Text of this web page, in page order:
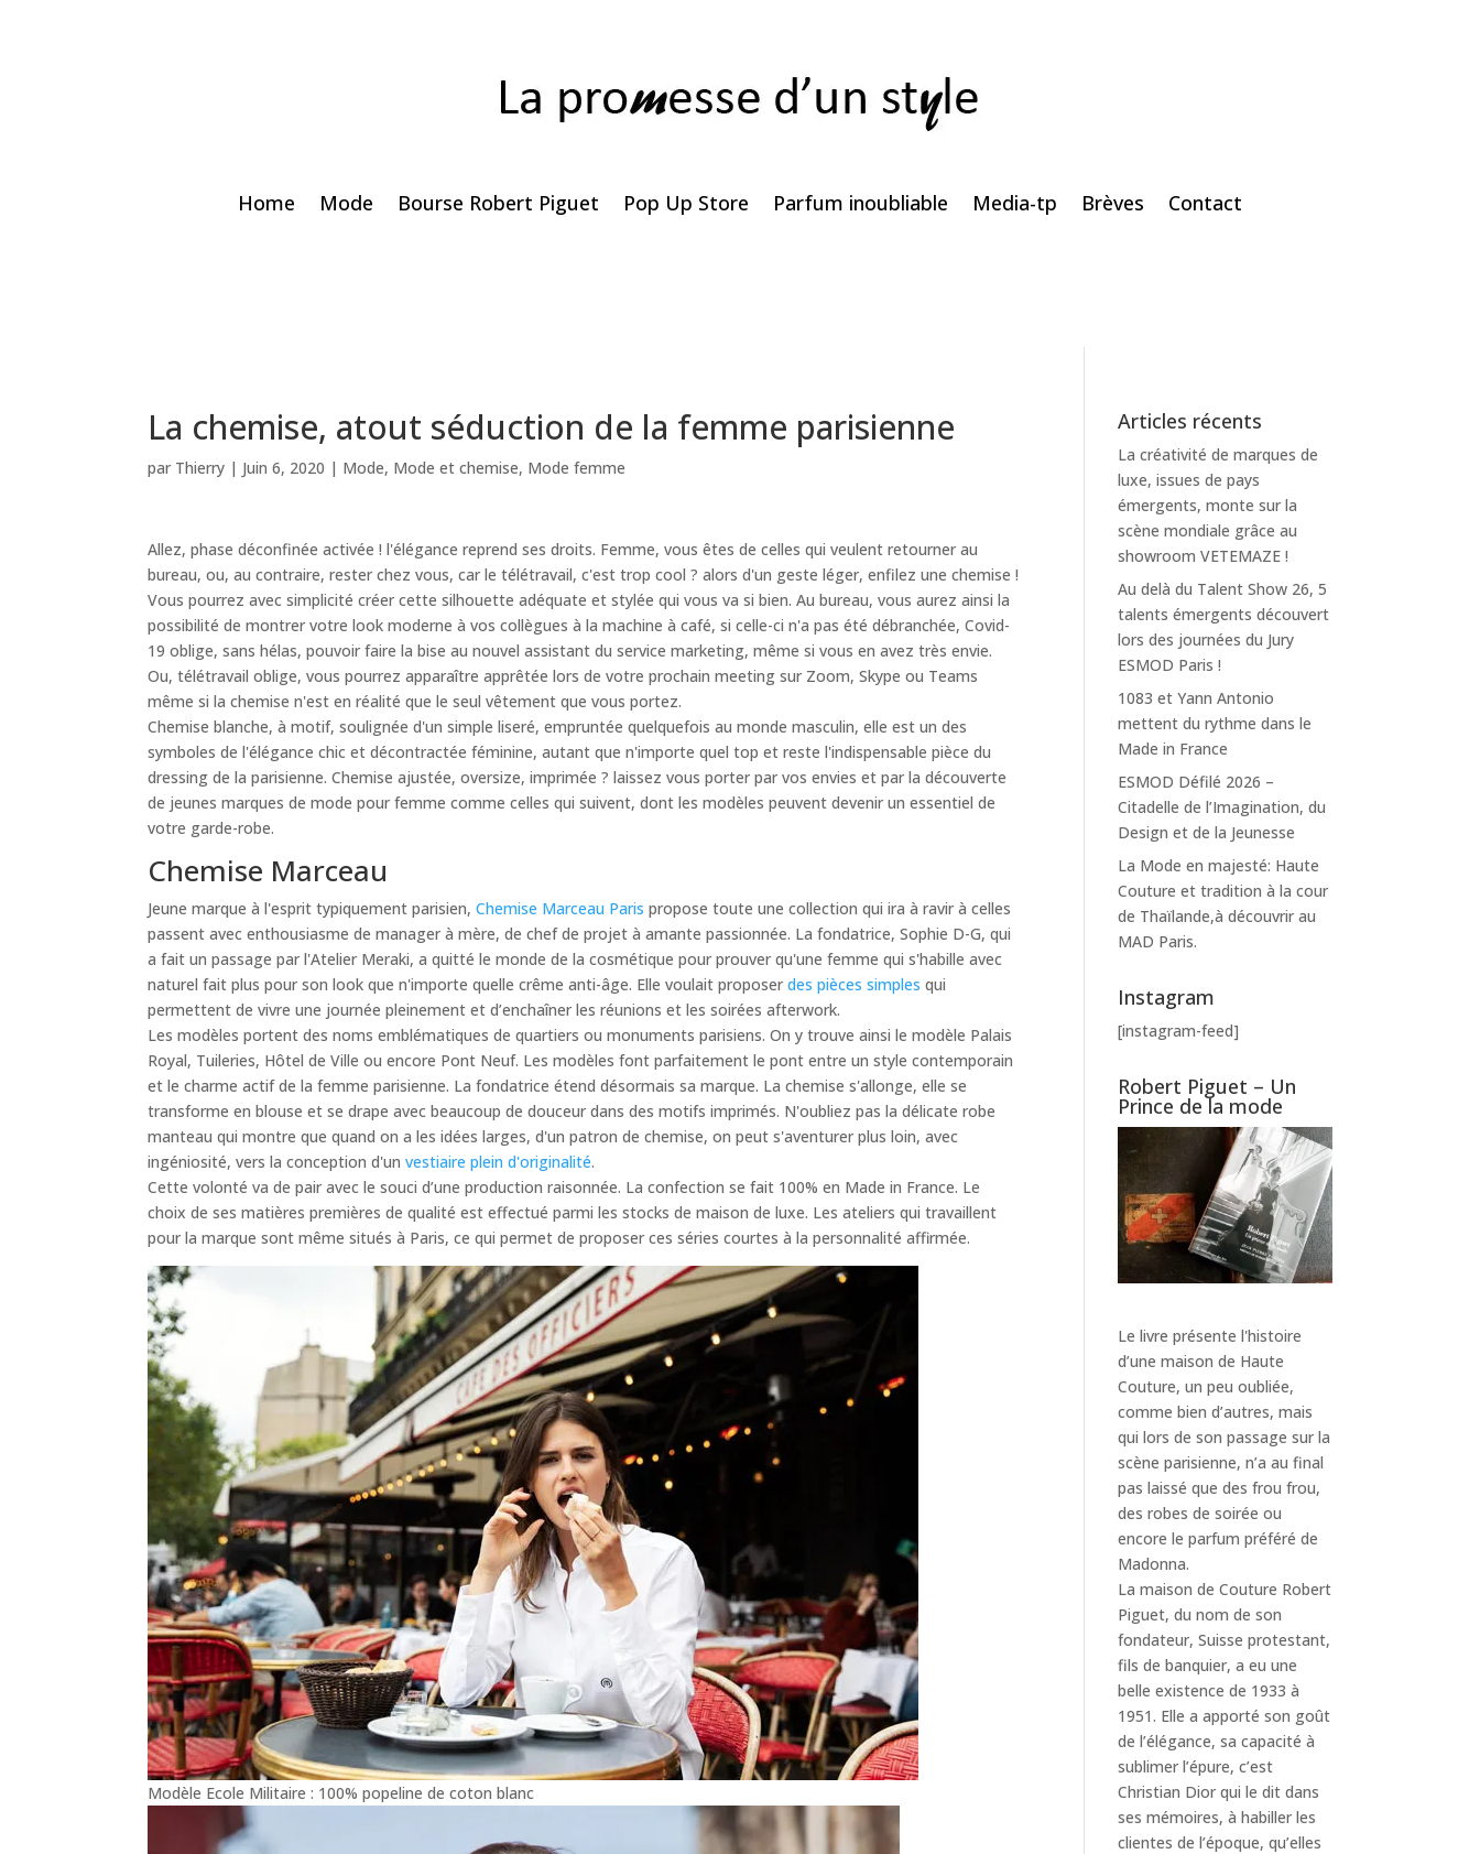
Home Mode Bourse Robert Piguet Pop Up Store Parfum inoubliable Media-tp Brèves Contact
La chemise, atout séduction de la femme parisienne
par Thierry | Juin 6, 2020 | Mode, Mode et chemise, Mode femme
Allez, phase déconfinée activée ! l'élégance reprend ses droits. Femme, vous êtes de celles qui veulent retourner au
bureau, ou, au contraire, rester chez vous, car le télétravail, c'est trop cool ? alors d'un geste léger, enfilez une chemise !
Vous pourrez avec simplicité créer cette silhouette adéquate et stylée qui vous va si bien. Au bureau, vous aurez ainsi la
possibilité de montrer votre look moderne à vos collègues à la machine à café, si celle-ci n'a pas été débranchée, Covid-
19 oblige, sans hélas, pouvoir faire la bise au nouvel assistant du service marketing, même si vous en avez très envie.
Ou, télétravail oblige, vous pourrez apparaître apprêtée lors de votre prochain meeting sur Zoom, Skype ou Teams
même si la chemise n'est en réalité que le seul vêtement que vous portez.
Chemise blanche, à motif, soulignée d'un simple liseré, empruntée quelquefois au monde masculin, elle est un des
symboles de l'élégance chic et décontractée féminine, autant que n'importe quel top et reste l'indispensable pièce du
dressing de la parisienne. Chemise ajustée, oversize, imprimée ? laissez vous porter par vos envies et par la découverte
de jeunes marques de mode pour femme comme celles qui suivent, dont les modèles peuvent devenir un essentiel de
votre garde-robe.
Chemise Marceau
Jeune marque à l'esprit typiquement parisien,Chemise Marceau Paris propose toute une collection qui ira à ravir à celles
passent avec enthousiasme de manager à mère, de chef de projet à amante passionnée. La fondatrice, Sophie D-G, qui
a fait un passage par l'Atelier Meraki, a quitté le monde de la cosmétique pour prouver qu'une femme qui s'habille avec
naturel fait plus pour son look que n'importe quelle crême anti-âge. Elle voulait proposerdes pièces simples qui
permettent de vivre une journée pleinement et d’enchaîner les réunions et les soirées afterwork.
Les modèles portent des noms emblématiques de quartiers ou monuments parisiens. On y trouve ainsi le modèle Palais
Royal, Tuileries, Hôtel de Ville ou encore Pont Neuf. Les modèles font parfaitement le pont entre un style contemporain
et le charme actif de la femme parisienne. La fondatrice étend désormais sa marque. La chemise s'allonge, elle se
transforme en blouse et se drape avec beaucoup de douceur dans des motifs imprimés. N'oubliez pas la délicate robe
manteau qui montre que quand on a les idées larges, d'un patron de chemise, on peut s'aventurer plus loin, avec
ingéniosité, vers la conception d'unvestiaire plein d'originalité.
Cette volonté va de pair avec le souci d’une production raisonnée. La confection se fait 100% en Made in France. Le
choix de ses matières premières de qualité est effectué parmi les stocks de maison de luxe. Les ateliers qui travaillent
pour la marque sont même situés à Paris, ce qui permet de proposer ces séries courtes à la personnalité affirmée.
Modèle Ecole Militaire : 100% popeline de coton blanc
Articles récents
La créativité de marques de
luxe, issues de pays
émergents, monte sur la
scène mondiale grâce au
showroom VETEMAZE !
Au delà du Talent Show 26, 5
talents émergents découvert
lors des journées du Jury
ESMOD Paris !
1083 et Yann Antonio
mettent du rythme dans le
Made in France
ESMOD Défilé 2026 –
Citadelle de l’Imagination, du
Design et de la Jeunesse
La Mode en majesté: Haute
Couture et tradition à la cour
de Thaïlande,à découvrir au
MAD Paris.
Instagram
[instagram-feed]
Robert Piguet – Un
Prince de la mode
Le livre présente l'histoire
d’une maison de Haute
Couture, un peu oubliée,
comme bien d’autres, mais
qui lors de son passage sur la
scène parisienne, n’a au final
pas laissé que des frou frou,
des robes de soirée ou
encore le parfum préféré de
Madonna.
La maison de Couture Robert
Piguet, du nom de son
fondateur, Suisse protestant,
fils de banquier, a eu une
belle existence de 1933 à
1951. Elle a apporté son goût
de l’élégance, sa capacité à
sublimer l’épure, c’est
Christian Dior qui le dit dans
ses mémoires, à habiller les
clientes de l’époque, qu’elles